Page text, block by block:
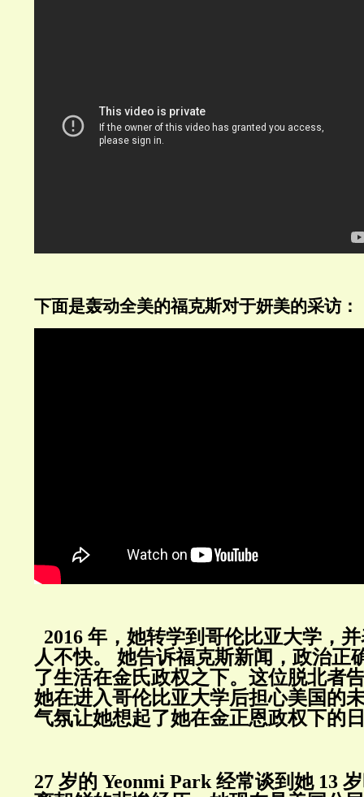
下面是轰动全美的福克斯对于妍美的采访：
2016 年，她转学到哥伦比亚大学，
人不快。
她告诉福克斯新闻，政治正
了生活在金氏政权之下。这位脱北者
她在进入哥伦比亚大学后担心美国的
气氛让她想起了她在金正恩政权下的
27 岁的 Yeonmi Park 经常谈到她13